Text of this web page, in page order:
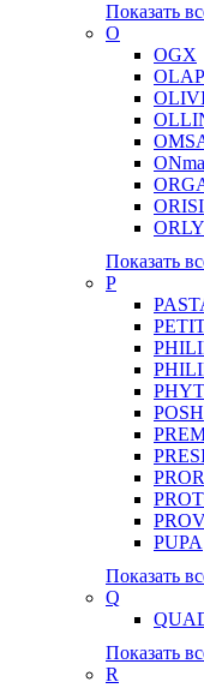
Показать
O
OGX
ORLY
Показать
P
POSH
PUPA
Показать
Q
Показать
R